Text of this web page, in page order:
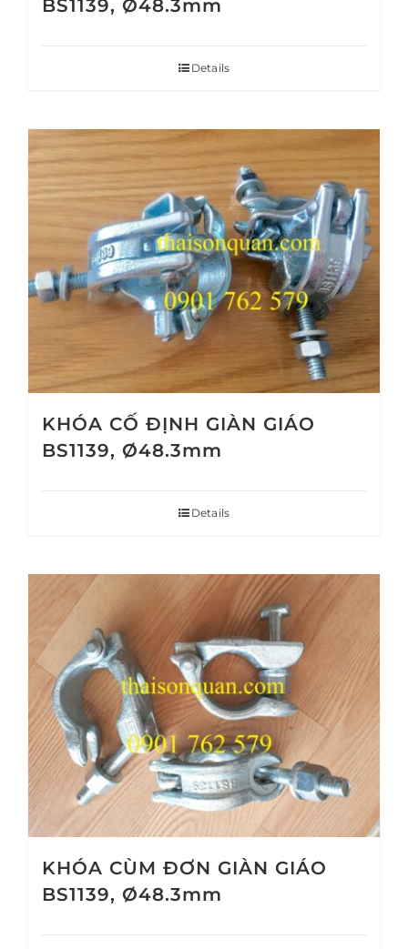
BS1139, Ø48.3mm
Details
KHÓA CỐ ĐỊNH GIÀN GIÁO
BS1139, Ø48.3mm
Details
KHÓA CÙM ĐƠN GIÀN GIÁO
BS1139, Ø48.3mm